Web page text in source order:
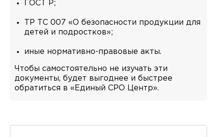
ГОСТ Р;
ТР ТС 007 «О безопасности продукции для
детей и подростков»;
иные нормативно-правовые акты.
Чтобы самостоятельно не изучать эти
документы, будет выгоднее и быстрее
обратиться в «Единый СРО Центр».